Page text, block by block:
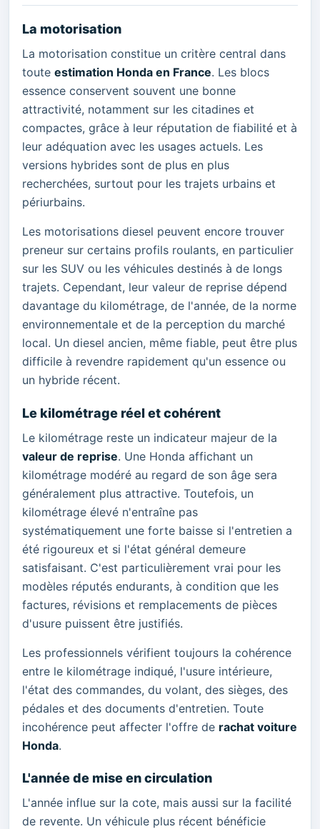
La motorisation
La motorisation constitue un critère central dans
toute estimation Honda en France. Les blocs
essence conservent souvent une bonne
attractivité, notamment sur les citadines et
compactes, grâce à leur réputation de fiabilité et à
leur adéquation avec les usages actuels. Les
versions hybrides sont de plus en plus
recherchées, surtout pour les trajets urbains et
périurbains.
Les motorisations diesel peuvent encore trouver
preneur sur certains profils roulants, en particulier
sur les SUV ou les véhicules destinés à de longs
trajets. Cependant, leur valeur de reprise dépend
davantage du kilométrage, de l'année, de la norme
environnementale et de la perception du marché
local. Un diesel ancien, même fiable, peut être plus
difficile à revendre rapidement qu'un essence ou
un hybride récent.
Le kilométrage réel et cohérent
Le kilométrage reste un indicateur majeur de la
valeur de reprise. Une Honda affichant un
kilométrage modéré au regard de son âge sera
généralement plus attractive. Toutefois, un
kilométrage élevé n'entraîne pas
systématiquement une forte baisse si l'entretien a
été rigoureux et si l'état général demeure
satisfaisant. C'est particulièrement vrai pour les
modèles réputés endurants, à condition que les
factures, révisions et remplacements de pièces
d'usure puissent être justifiés.
Les professionnels vérifient toujours la cohérence
entre le kilométrage indiqué, l'usure intérieure,
l'état des commandes, du volant, des sièges, des
pédales et des documents d'entretien. Toute
incohérence peut affecter l'offre de rachat voiture
Honda.
L'année de mise en circulation
L'année influe sur la cote, mais aussi sur la facilité
de revente. Un véhicule plus récent bénéficie